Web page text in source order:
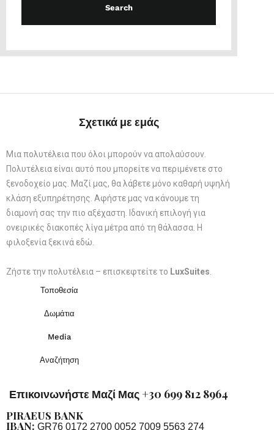
Σχετικά με εμάς
Μια πολυτέλεια που όλοι μπορούν να απολαύσουν.
Πολυτέλεια είναι αυτό που μπορείτε να περιμένετε στο
ξενοδοχείο μας. Μαζί μας, θα λάβετε μόνο καθαρή υψηλή
κλάση εξυπηρέτησης. Αφήστε μας να κάνουμε τη
διαμονή σας την πιο αξέχαστη. Ιδανική επιλογή για
ονειρικές διακοπές λίγα μέτρα από τη θάλασσα. Η
φιλοξενία ξεκινά εδώ.
Ζήστε την πολυτέλεια – επισκεφτείτε το LuxSuites.
Τοποθεσία
Δωμάτια
Media
Αναζήτηση
Επικοινωνήστε Μαζί Μας +30 699 812 8964
PIRAEUS BANK
IBAN: GR76 0172 2700 0052 7009 5563 274